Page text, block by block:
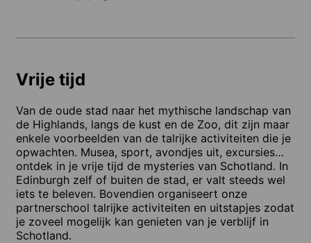
Vrije tijd
Van de oude stad naar het mythische landschap van
de Highlands, langs de kust en de Zoo, dit zijn maar
enkele voorbeelden van de talrijke activiteiten die je
opwachten. Musea, sport, avondjes uit, excursies…
ontdek in je vrije tijd de mysteries van Schotland. In
Edinburgh zelf of buiten de stad, er valt steeds wel
iets te beleven. Bovendien organiseert onze
partnerschool talrijke activiteiten en uitstapjes zodat
je zoveel mogelijk kan genieten van je verblijf in
Schotland.